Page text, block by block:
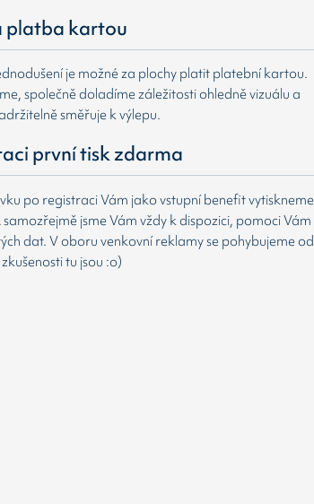
platba kartou
je možné za plochy platit platební kartou.
společně doladíme záležitosti ohledně vizuálu a
směřuje k výlepu.
první tisk zdarma
po registraci Vám jako vstupní benefit vytiskneme
jsme Vám vždy k dispozici, pomoci Vám
dat. V oboru venkovní reklamy se pohybujeme od
tu jsou :o)